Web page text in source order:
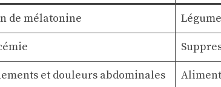
de mélatonine
et douleurs abdominales